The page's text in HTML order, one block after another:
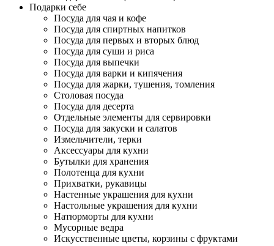
Подарки себе
Посуда для чая и кофе
Посуда для спиртных напитков
Посуда для первых и вторых блюд
Посуда для суши и риса
Посуда для выпечки
Посуда для варки и кипячения
Посуда для жарки, тушения, томления
Столовая посуда
Посуда для десерта
Отдельные элементы для сервировки
Посуда для закуски и салатов
Измельчители, терки
Аксессуары для кухни
Бутылки для хранения
Полотенца для кухни
Прихватки, рукавицы
Настенные украшения для кухни
Настольные украшения для кухни
Натюрморты для кухни
Мусорные ведра
Искусственные цветы, корзины с фруктами